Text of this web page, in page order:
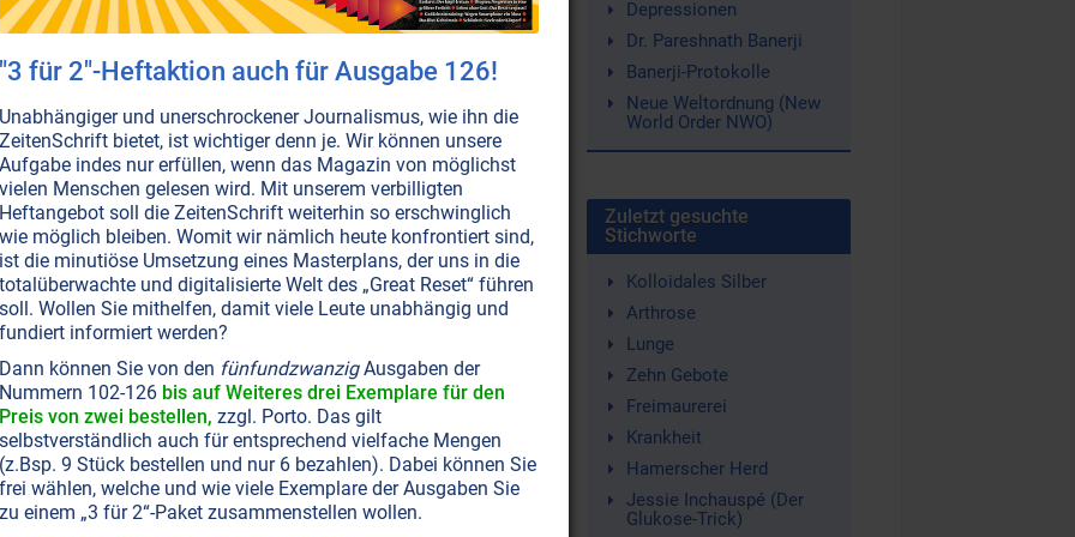
wie die Radioaktivität“, warnt ein deutscher Professor.
WIRTSCHAFT ELEKTROSMOG MIKROWELLEN MOBILFUNK
der Geschichte anhängig – und die Welt
ONLINE VERFÜGBAR AUSGABE BESTELLEN
NR. 94, S.14 GESUNDHEIT KREBS
Ein Rettungsprogramm unseres Körpers
Medizin hat darin versagt, den Prozess der
richtig zu verstehen. Laut dem japanischen
Dr. Toru Abo ist Krebs keine genetisch bedingte
des Körpers, sondern lediglich dessen Versuch, unter
Bedingungen zu überleben. Wenn es gelingt, diese
Depressionen
Dr. Pareshnath Banerji
Banerji-Protokolle
Neue Weltordnung (New
World Order NWO)
Zuletzt gesuchte
Stichworte
Kolloidales Silber
Arthrose
Lunge
Zehn Gebote
Freimaurerei
Krankheit
Hamerscher Herd
Jessie Inchauspé (Der
Glukose-Trick)
"3 für 2"-Heftaktion auch für Ausgabe 126!
Unabhängiger und unerschrockener Journalismus, wie ihn die
ZeitenSchrift bietet, ist wichtiger denn je. Wir können unsere
Aufgabe indes nur erfüllen, wenn das Magazin von möglichst
vielen Menschen gelesen wird. Mit unserem verbilligten
Heftangebot soll die ZeitenSchrift weiterhin so erschwinglich
wie möglich bleiben. Womit wir nämlich heute konfrontiert sind,
ist die minutiöse Umsetzung eines Masterplans, der uns in die
totalüberwachte und digitalisierte Welt des „Great Reset“ führen
soll. Wollen Sie mithelfen, damit viele Leute unabhängig und
fundiert informiert werden?
Dann können Sie von den fünfundzwanzigAusgaben der
Nummern 102-126 bis auf Weiteres drei Exemplare für den
Preis von zwei bestellen, zzgl. Porto. Das gilt
selbstverständlich auch für entsprechend vielfache Mengen
(z.Bsp. 9 Stück bestellen und nur 6 bezahlen). Dabei können Sie
frei wählen, welche und wie viele Exemplare der Ausgaben Sie
zu einem „3 für 2“-Paket zusammenstellen wollen.